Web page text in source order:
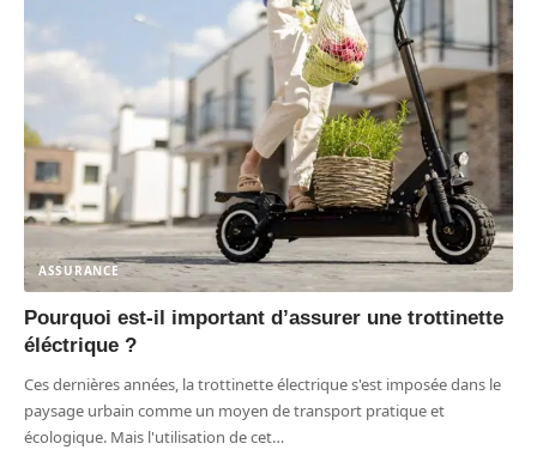
ASSURANCE
Pourquoi est-il important d’assurer une trottinette
éléctrique ?
Ces dernières années, la trottinette électrique s'est imposée dans le
paysage urbain comme un moyen de transport pratique et
écologique. Mais l'utilisation de cet…